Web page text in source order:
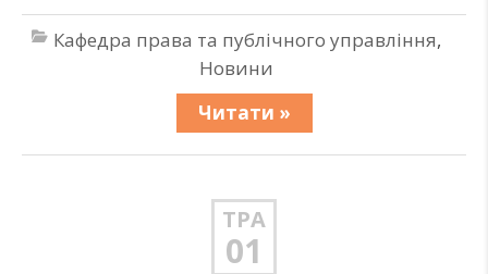
Кафедра права та публічного управління,
Новини
Читати »
ТРА
01